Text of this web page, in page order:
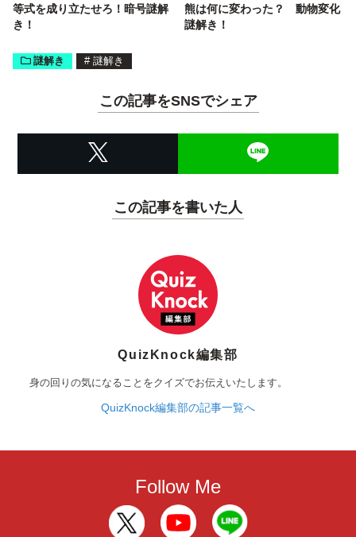
等式を成り立たせろ！暗号謎解
き！
熊は何に変わった？ 動物変化
謎解き！
謎解き # 謎解き
この記事をSNSでシェア
この記事を書いた人
QuizKnock編集部
身の回りの気になることをクイズでお伝えいたします。
QuizKnock編集部の記事一覧へ
Follow Me